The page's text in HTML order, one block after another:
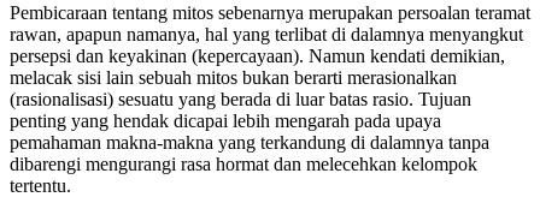
Pembicaraan tentang mitos sebenarnya merupakan persoalan teramat
rawan, apapun namanya, hal yang terlibat di dalamnya menyangkut
persepsi dan keyakinan (kepercayaan). Namun kendati demikian,
melacak sisi lain sebuah mitos bukan berarti merasionalkan
(rasionalisasi) sesuatu yang berada di luar batas rasio. Tujuan
penting yang hendak dicapai lebih mengarah pada upaya
pemahaman makna-makna yang terkandung di dalamnya tanpa
dibarengi mengurangi rasa hormat dan melecehkan kelompok
tertentu.